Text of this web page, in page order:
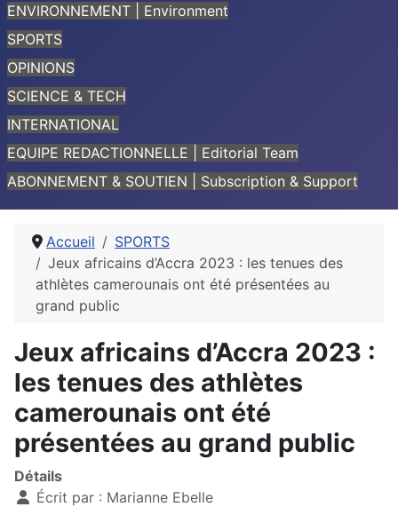
ENVIRONNEMENT | Environment
SPORTS
OPINIONS
SCIENCE & TECH
INTERNATIONAL
EQUIPE REDACTIONNELLE | Editorial Team
ABONNEMENT & SOUTIEN | Subscription & Support
Accueil
SPORTS
Jeux africains d’Accra 2023 : les tenues des
athlètes camerounais ont été présentées au
grand public
Jeux africains d’Accra 2023 :
les tenues des athlètes
camerounais ont été
présentées au grand public
Détails
Écrit par : Marianne Ebelle